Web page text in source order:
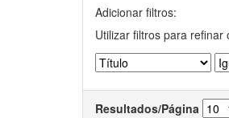
Adicionar filtros:
Utilizar filtros para refinar
Resultados/Página